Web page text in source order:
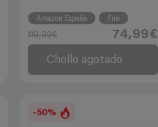
Amazon España Fire
119,99€ 74,99€
Chollo agotado
-50%